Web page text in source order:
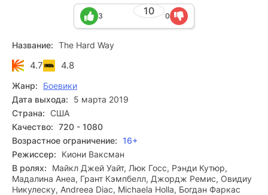
10
3 0
Название: The Hard Way
4.7 4.8
Жанр:
Боевики
Дата выхода:
5 марта 2019
Страна: США
Качество: 720 - 1080
Возрастное ограничение: 16+
Режиссер:
Киони Ваксман
В ролях:
Майкл Джей Уайт, Люк Госс, Рэнди Кутюр,
Мадалина Анеа, Грант Кэмпбелл, Джордж Ремис, Овидиу
Никулеску, Andreea Diac, Michaela Holla, Богдан Фаркас